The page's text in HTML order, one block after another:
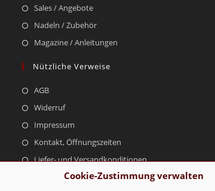
Cookie-Zustimmung verwalten
Sales / Angebote
Nadeln / Zubehör
Magazine / Anleitungen
Nützliche Verweise
AGB
Widerruf
Impressum
Kontakt, Öffnungszeiten
Liefer- und Versandkonditionen